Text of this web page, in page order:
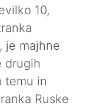
10,
je majhne
drugih
temu in
Ruske